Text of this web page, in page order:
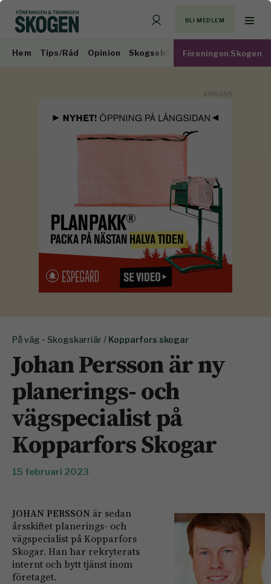
BLI MEDLEM
Hem Tips/Råd Opinion Skogsskötsel Virkesmarknad
Föreningen Skogen
På väg - Skogskarriär / Kopparfors skogar
Johan Persson är ny
planerings- och
vägspecialist på
Kopparfors Skogar
15 februari 2023
JOHAN PERSSON är sedan
årsskiftet planerings- och
vägspecialist på Kopparfors
Skogar. Han har rekryterats
internt och bytt tjänst inom
företaget.